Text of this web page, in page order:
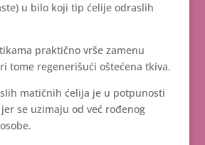
u bilo koji tip ćelije odraslih
praktično vrše zamenu
tome regenerišući oštećena tkiva.
matičnih ćelija je u potpunosti
se uzimaju od već rođenog